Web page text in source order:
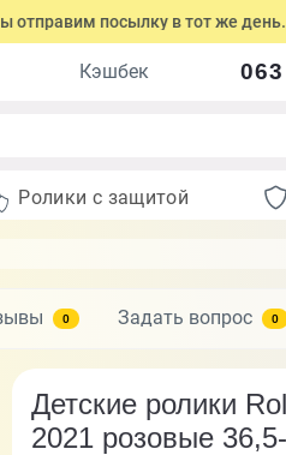
посылку в тот же день.
Кэшбек
Ролики с защитой
0 Задать вопрос 0
Детские ролики
2021 розовые